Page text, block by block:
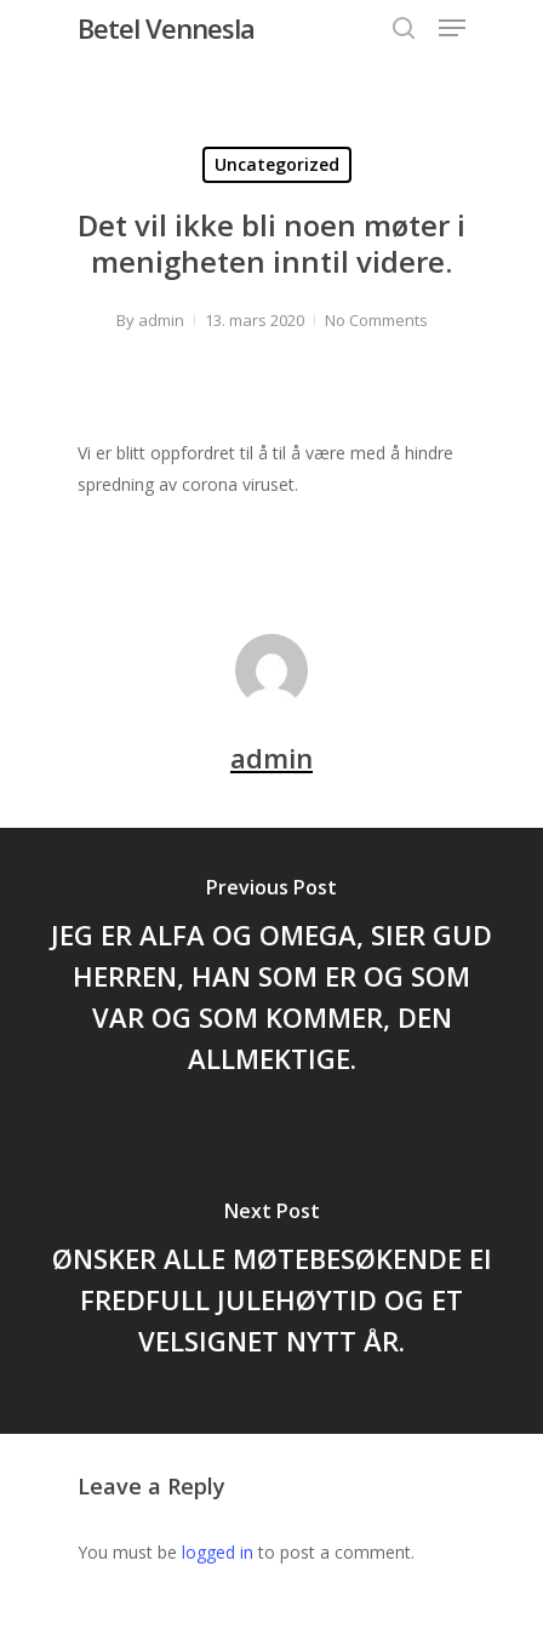
Betel Vennesla Menu
Uncategorized
Det vil ikke bli noen møter i
menigheten inntil videre.
By admin 13. mars 2020 No Comments
Vi er blitt oppfordret til å til å være med å hindre
spredning av corona viruset.
admin
Previous Post
JEG ER ALFA OG OMEGA, SIER GUD
HERREN, HAN SOM ER OG SOM
VAR OG SOM KOMMER, DEN
ALLMEKTIGE.
Next Post
ØNSKER ALLE MØTEBESØKENDE EI
FREDFULL JULEHØYTID OG ET
VELSIGNET NYTT ÅR.
Leave a Reply
You must be logged in to post a comment.